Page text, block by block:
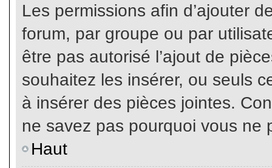
Les permissions afin d’ajouter
forum, par groupe ou par
être pas autorisé l’ajout de
souhaitez les insérer, ou seuls
à insérer des pièces jointes.
ne savez pas pourquoi vous ne
Haut